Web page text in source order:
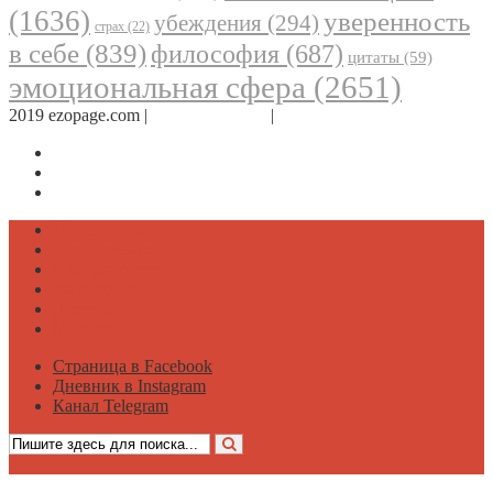
(1636) страх (22) убеждения (294) уверенность
в себе (839) философия (687) цитаты (59)
эмоциональная сфера (2651)
2019 ezopage.com | |
Страница в Facebook
Дневник в Instagram
Канал Telegram